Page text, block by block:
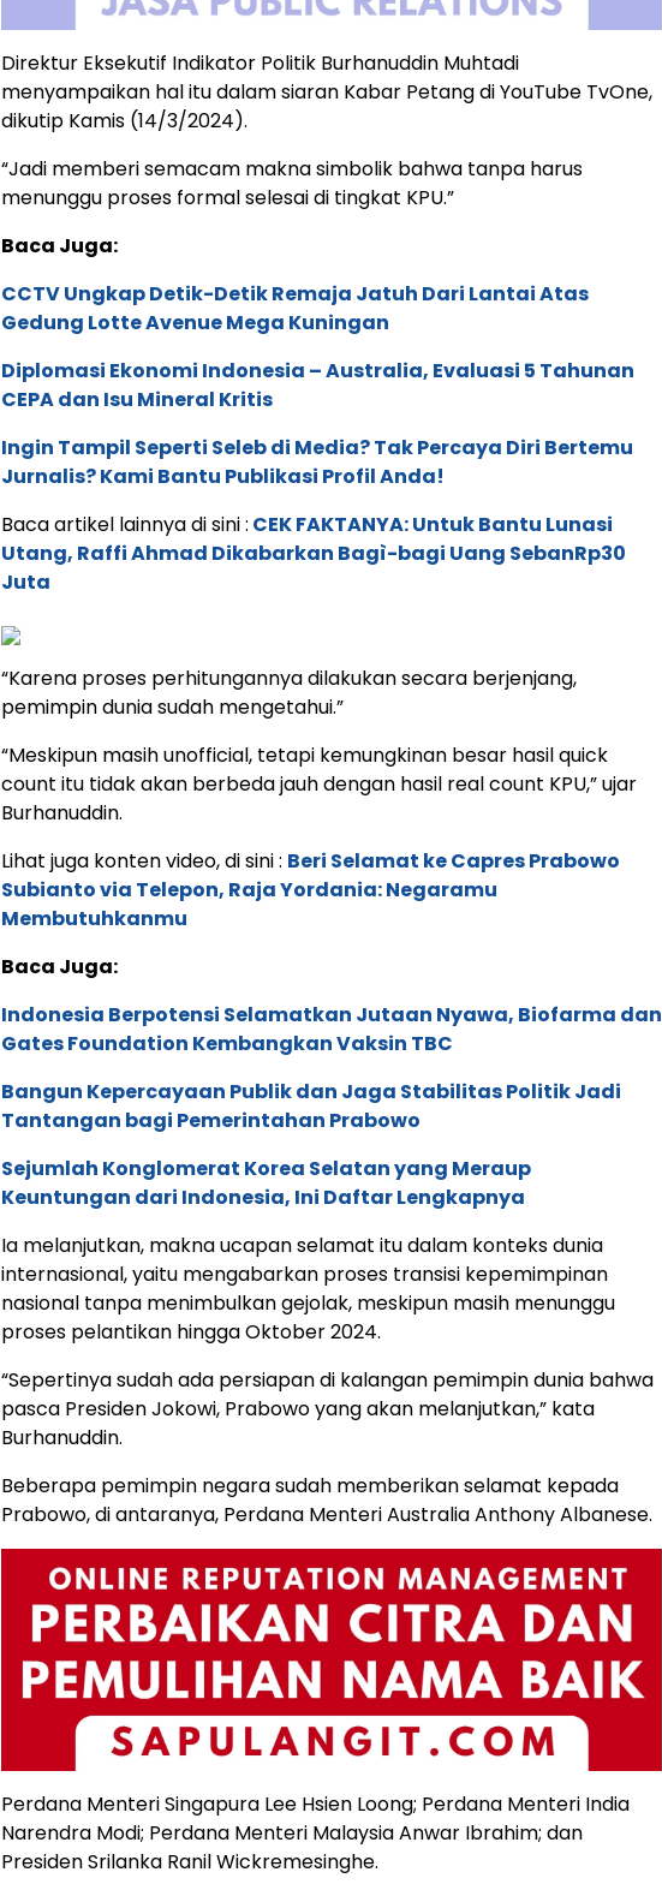
Direktur Eksekutif Indikator Politik Burhanuddin Muhtadi
menyampaikan hal itu dalam siaran Kabar Petang di YouTube TvOne,
dikutip Kamis (14/3/2024).
“Jadi memberi semacam makna simbolik bahwa tanpa harus
menunggu proses formal selesai di tingkat KPU.”
Baca Juga:
CCTV Ungkap Detik-Detik Remaja Jatuh Dari Lantai Atas
Gedung Lotte Avenue Mega Kuningan
Diplomasi Ekonomi Indonesia – Australia, Evaluasi 5 Tahunan
CEPA dan Isu Mineral Kritis
Ingin Tampil Seperti Seleb di Media? Tak Percaya Diri Bertemu
Jurnalis? Kami Bantu Publikasi Profil Anda!
Baca artikel lainnya di sini : CEK FAKTANYA: Untuk Bantu Lunasi
Utang, Raffi Ahmad Dikabarkan Bagì-bagi Uang SebanRp30
Juta
“Karena proses perhitungannya dilakukan secara berjenjang,
pemimpin dunia sudah mengetahui.”
“Meskipun masih unofficial, tetapi kemungkinan besar hasil quick
count itu tidak akan berbeda jauh dengan hasil real count KPU,” ujar
Burhanuddin.
Lihat juga konten video, di sini : Beri Selamat ke Capres Prabowo
Subianto via Telepon, Raja Yordania: Negaramu
Membutuhkanmu
Baca Juga:
Indonesia Berpotensi Selamatkan Jutaan Nyawa, Biofarma dan
Gates Foundation Kembangkan Vaksin TBC
Bangun Kepercayaan Publik dan Jaga Stabilitas Politik Jadi
Tantangan bagi Pemerintahan Prabowo
Sejumlah Konglomerat Korea Selatan yang Meraup
Keuntungan dari Indonesia, Ini Daftar Lengkapnya
Ia melanjutkan, makna ucapan selamat itu dalam konteks dunia
internasional, yaitu mengabarkan proses transisi kepemimpinan
nasional tanpa menimbulkan gejolak, meskipun masih menunggu
proses pelantikan hingga Oktober 2024.
“Sepertinya sudah ada persiapan di kalangan pemimpin dunia bahwa
pasca Presiden Jokowi, Prabowo yang akan melanjutkan,” kata
Burhanuddin.
Beberapa pemimpin negara sudah memberikan selamat kepada
Prabowo, di antaranya, Perdana Menteri Australia Anthony Albanese.
Perdana Menteri Singapura Lee Hsien Loong; Perdana Menteri India
Narendra Modi; Perdana Menteri Malaysia Anwar Ibrahim; dan
Presiden Srilanka Ranil Wickremesinghe.